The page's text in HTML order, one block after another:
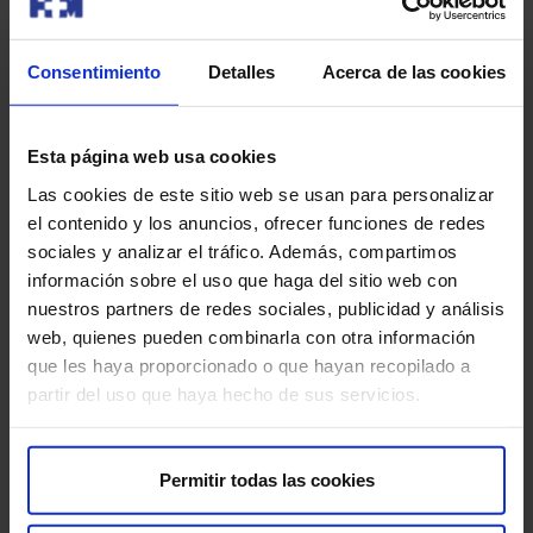
Consentimiento Detalles Acerca de las cookies
Esta página web usa cookies
Las cookies de este sitio web se usan para personalizar
el contenido y los anuncios, ofrecer funciones de redes
sociales y analizar el tráfico. Además, compartimos
información sobre el uso que haga del sitio web con
nuestros partners de redes sociales, publicidad y análisis
web, quienes pueden combinarla con otra información
que les haya proporcionado o que hayan recopilado a
partir del uso que haya hecho de sus servicios.
Permitir todas las cookies
La Fundación Independiente homenajea en la figura del
Dr. Rafael Matesanz a todo el sector sanitario español,
tanto público como privado, que ha logrado convertirse
en uno de los más destacados e importantes del mundo,
y al papel de singular importancia que tiene la
Organización Nacional de Trasplantes al proyectar su
potencialidad y espíritu de servicio a la sociedad.
Fundación Independiente inició el ciclo ‘Españoles
Universales’ en 1996 para distinguir a aquellos
ciudadanía. Además, y para ser merecedores del
Homenaje, los candidatos deben tener arraigadas